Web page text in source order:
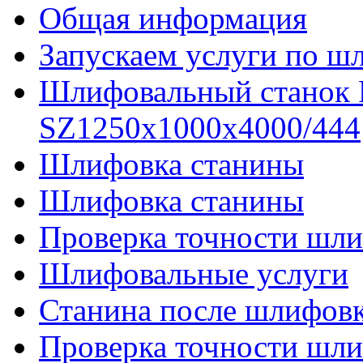
Общая информация
Запускаем услуги по
Шлифовальный
SZ1250x1000x4000/444
Шлифовка станины
Шлифовка станины
Проверка точности
Шлифовальные услуги
Станина после
Проверка точности